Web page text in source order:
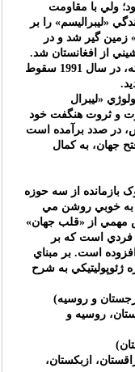
ولي با مقاومت
«ليبراليسم» را بر
زمين گير شد و در
به عقب نشيني از افغانستان شد.
اتحاد جماهير شوروي دو سال پس از اين حادثه، در سال 1991 سقوط
«ليبرال
و ثروت هنگفت خود
در صدد برآمده است
جهان، به کمال
بازمانده از سه حوزه
به خوبي روشن مي
مهمي از «قلب جهان»
فردي است که بر
است. بر مبناي
به شرح
روسيه و
ازبكستان،